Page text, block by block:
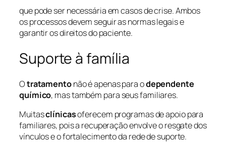
que pode ser necessária em casos de crise. Ambos
os processos devem seguir as normas legais e
garantir os direitos do paciente.
Suporte à família
Otratamentonão é apenas para odependente
químico, mas também para seus familiares.
Muitasclínicasoferecem programas de apoio para
familiares, pois a recuperação envolve o resgate dos
vínculos e o fortalecimento da rede de suporte.